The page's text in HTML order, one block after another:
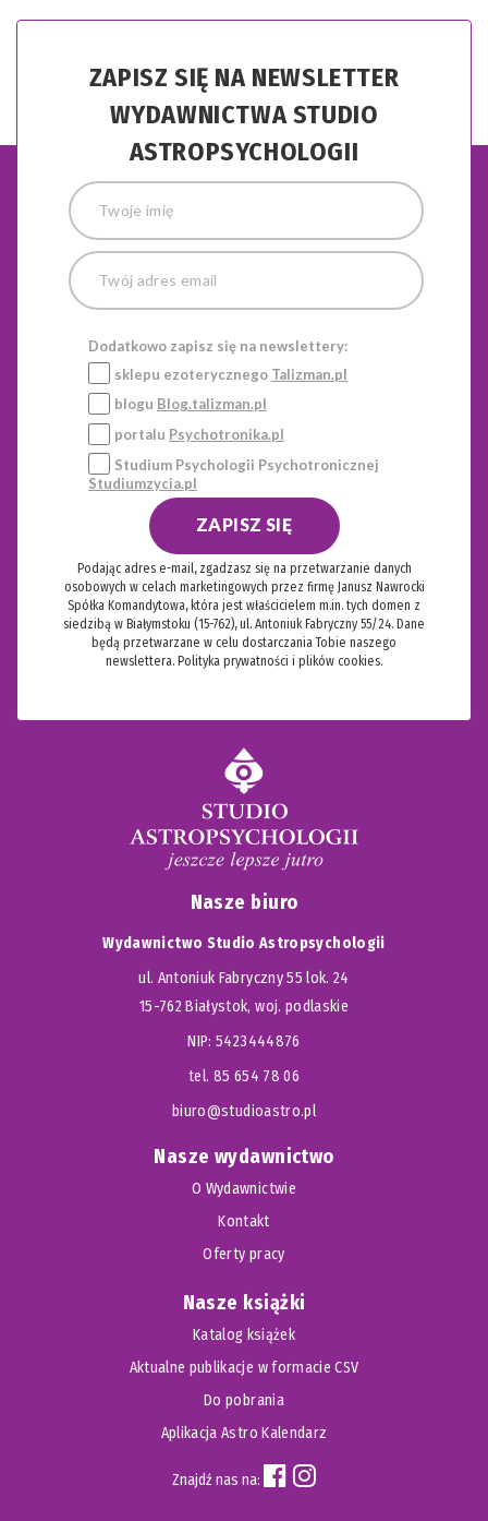
ZAPISZ SIĘ NA NEWSLETTER
WYDAWNICTWA STUDIO
ASTROPSYCHOLOGII
Dodatkowo zapisz się na newslettery:
sklepu ezoterycznego Talizman.pl
blogu Blog.talizman.pl
portalu Psychotronika.pl
Studium Psychologii Psychotronicznej
Studiumzycia.pl
ZAPISZ SIĘ
Podając adres e-mail, zgadzasz się na przetwarzanie danych
osobowych w celach marketingowych przez firmę Janusz Nawrocki
Spółka Komandytowa, która jest właścicielem m.in. tych domen z
siedzibą w Białymstoku (15-762), ul. Antoniuk Fabryczny 55/24. Dane
będą przetwarzane w celu dostarczania Tobie naszego
newslettera. Polityka prywatności i plików cookies.
Nasze biuro
Wydawnictwo Studio Astropsychologii
ul. Antoniuk Fabryczny 55 lok. 24
15-762 Białystok, woj. podlaskie
NIP: 5423444876
tel. 85 654 78 06
biuro@studioastro.pl
Nasze wydawnictwo
O Wydawnictwie
Kontakt
Oferty pracy
Nasze książki
Katalog książek
Aktualne publikacje w formacie CSV
Do pobrania
Aplikacja Astro Kalendarz
Znajdź nas na: